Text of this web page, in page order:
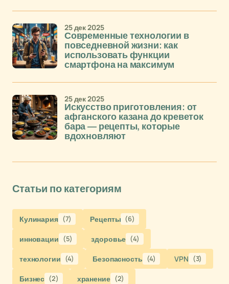
Современные технологии в
повседневной жизни: как
использовать функции
смартфона на максимум
25 дек 2025
Искусство приготовления: от
афганского казана до креветок
бара — рецепты, которые
вдохновляют
25 дек 2025
Статьи по категориям
Кулинария (7) Рецепты (6)
инновации (5) здоровье (4)
технологии (4) Безопасность (4) VPN (3)
Бизнес (2) хранение (2)